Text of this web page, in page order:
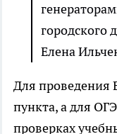
городского
Елена
Для проведения
пункта, а для
проверках